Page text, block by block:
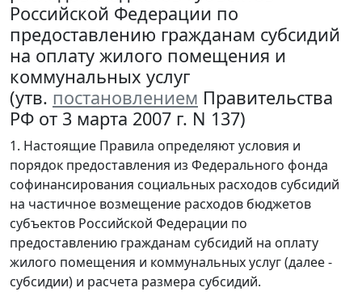
Российской Федерации по
предоставлению гражданам субсидий
на оплату жилого помещения и
коммунальных услуг
(утв. постановлением Правительства
РФ от 3 марта 2007 г. N 137)
1. Настоящие Правила определяют условия и
порядок предоставления из Федерального фонда
софинансирования социальных расходов субсидий
на частичное возмещение расходов бюджетов
субъектов Российской Федерации по
предоставлению гражданам субсидий на оплату
жилого помещения и коммунальных услуг (далее -
субсидии) и расчета размера субсидий.